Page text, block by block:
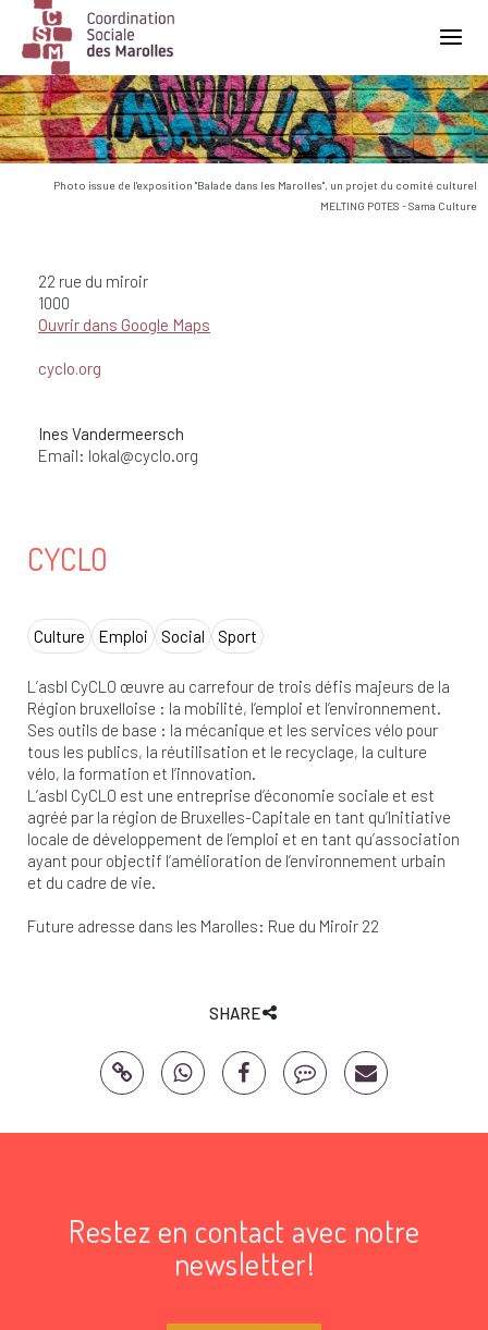
Main Navigation
Photo issue de l'exposition "Balade dans les Marolles", un projet du comité culturel
MELTING POTES - Sama Culture
22 rue du miroir
1000
Ouvrir dans Google Maps
cyclo.org
Ines Vandermeersch
Email: lokal@cyclo.org
CYCLO
Culture Emploi Social Sport
L’asbl CyCLO œuvre au carrefour de trois défis majeurs de la
Région bruxelloise : la mobilité, l’emploi et l’environnement.
Ses outils de base : la mécanique et les services vélo pour
tous les publics, la réutilisation et le recyclage, la culture
vélo, la formation et l’innovation.
L’asbl CyCLO est une entreprise d’économie sociale et est
agréé par la région de Bruxelles-Capitale en tant qu’Initiative
locale de développement de l’emploi et en tant qu’association
ayant pour objectif l’amélioration de l’environnement urbain
et du cadre de vie.
Future adresse dans les Marolles: Rue du Miroir 22
SHARE
Restez en contact avec notre
newsletter!